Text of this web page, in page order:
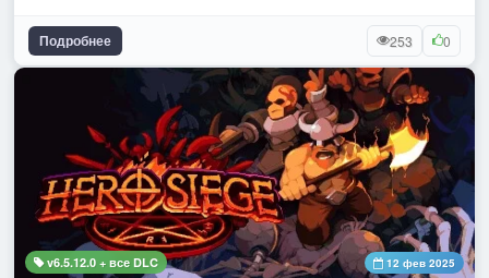
Подробнее 253 0
v6.5.12.0 + все DLC 12 фев 2025